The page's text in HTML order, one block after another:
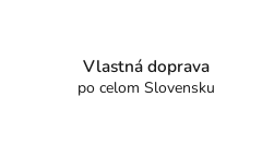
Vlastná doprava
po celom Slovensku